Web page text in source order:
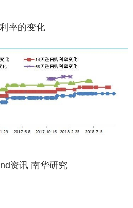
率的变化
资讯 南华研究